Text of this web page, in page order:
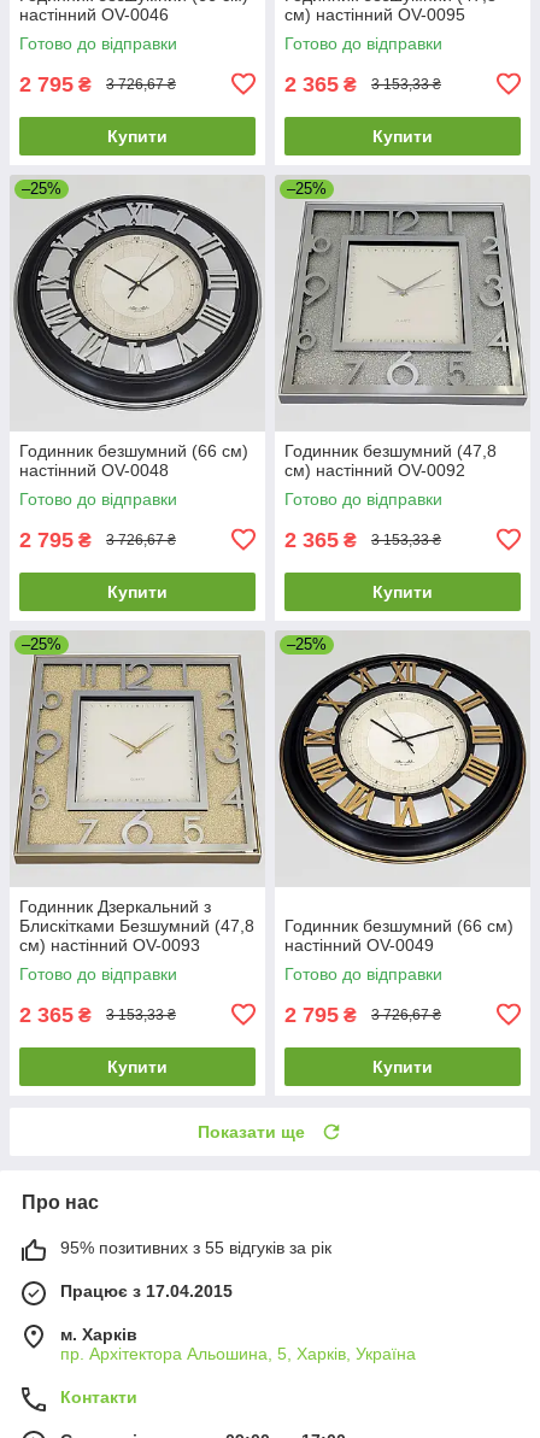
настінний OV-0046
Готово до відправки
2 795 ₴ 3 726,67 ₴
Купити
см) настінний OV-0095
Готово до відправки
2 365 ₴ 3 153,33 ₴
Купити
–25%
Годинник безшумний (66 см)
настінний OV-0048
Готово до відправки
2 795 ₴ 3 726,67 ₴
Купити
–25%
Годинник безшумний (47,8
см) настінний OV-0092
Готово до відправки
2 365 ₴ 3 153,33 ₴
Купити
–25%
Годинник Дзеркальний з
Блискітками Безшумний (47,8
см) настінний OV-0093
Готово до відправки
2 365 ₴ 3 153,33 ₴
Купити
–25%
Годинник безшумний (66 см)
настінний OV-0049
Готово до відправки
2 795 ₴ 3 726,67 ₴
Купити
Показати ще
Про нас
95% позитивних з 55 відгуків за рік
Працює з 17.04.2015
м. Харків
пр. Архітектора Альошина, 5, Харків, Україна
Контакти